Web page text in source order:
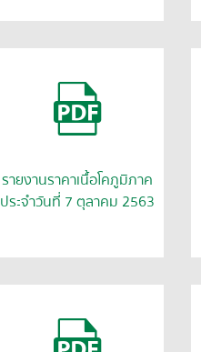
รายงานราคาเนื้อโคภูมิภาค
ประจำวันที่ 7 ตุลาคม 2563